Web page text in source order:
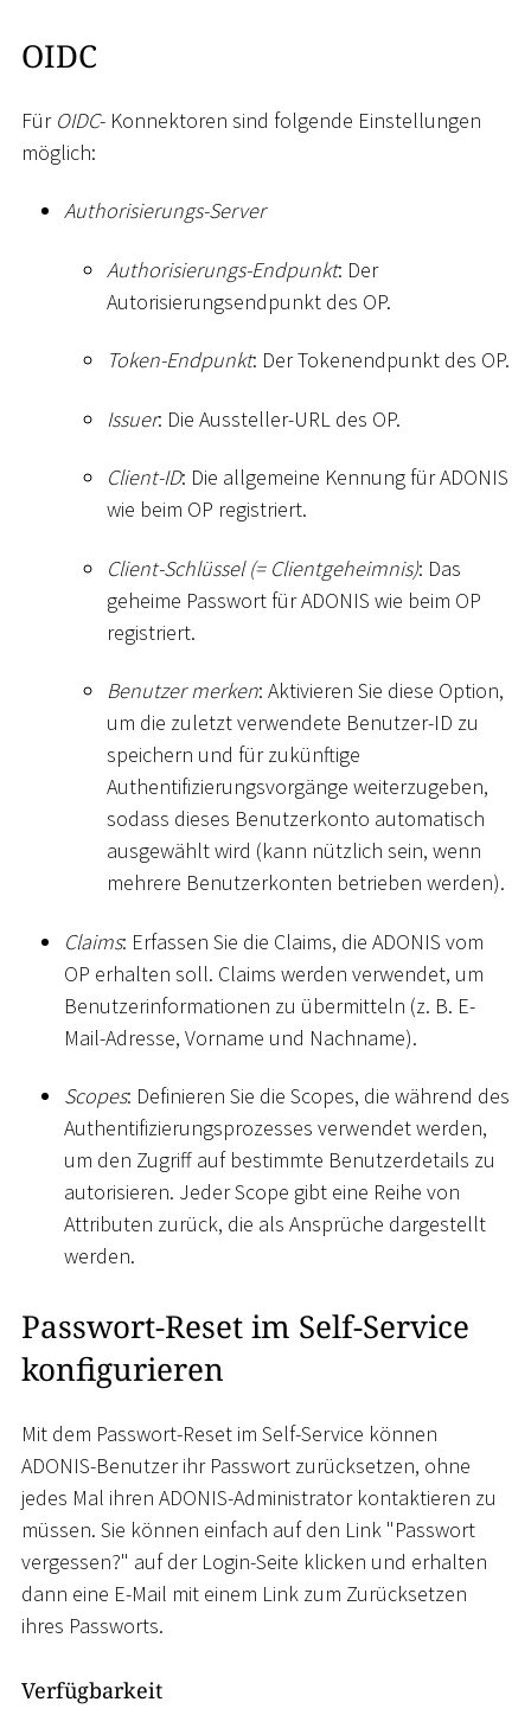
OIDC
Für OIDC- Konnektoren sind folgende Einstellungen
möglich:
Authorisierungs-Server
Authorisierungs-Endpunkt: Der
Autorisierungsendpunkt des OP.
Token-Endpunkt: Der Tokenendpunkt des OP.
Issuer: Die Aussteller-URL des OP.
Client-ID: Die allgemeine Kennung für ADONIS
wie beim OP registriert.
Client-Schlüssel (= Clientgeheimnis): Das
geheime Passwort für ADONIS wie beim OP
registriert.
Benutzer merken: Aktivieren Sie diese Option,
um die zuletzt verwendete Benutzer-ID zu
speichern und für zukünftige
Authentifizierungsvorgänge weiterzugeben,
sodass dieses Benutzerkonto automatisch
ausgewählt wird (kann nützlich sein, wenn
mehrere Benutzerkonten betrieben werden).
Claims: Erfassen Sie die Claims, die ADONIS vom
OP erhalten soll. Claims werden verwendet, um
Benutzerinformationen zu übermitteln (z. B. E-
Mail-Adresse, Vorname und Nachname).
Scopes: Definieren Sie die Scopes, die während des
Authentifizierungsprozesses verwendet werden,
um den Zugriff auf bestimmte Benutzerdetails zu
autorisieren. Jeder Scope gibt eine Reihe von
Attributen zurück, die als Ansprüche dargestellt
werden.
Passwort-Reset im Self-Service
konfigurieren
Mit dem Passwort-Reset im Self-Service können
ADONIS-Benutzer ihr Passwort zurücksetzen, ohne
jedes Mal ihren ADONIS-Administrator kontaktieren zu
müssen. Sie können einfach auf den Link "Passwort
vergessen?" auf der Login-Seite klicken und erhalten
dann eine E-Mail mit einem Link zum Zurücksetzen
ihres Passworts.
Verfügbarkeit